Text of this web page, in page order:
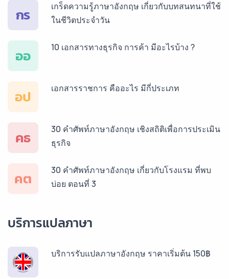
กร
เกร็ดความรู้ภาษาอังกฤษ เกี่ยวกับบทสนทนาที่ใช้
ในชีวิตประจำวัน
ออ 10 เอกสารทางธุรกิจ การค้า มีอะไรบ้าง ?
อป เอกสารราชการ คืออะไร มีกี่ประเภท
คธ
30 คำศัพท์ภาษาอังกฤษ เชิงสถิติเพื่อการประเมิน
ธุรกิจ
คต
30 คำศัพท์ภาษาอังกฤษ เกี่ยวกับโรงแรม ที่พบ
บ่อย ตอนที่ 3
บริการแปลภาษา
บริการรับแปลภาษาอังกฤษ ราคาเริ่มต้น 150฿